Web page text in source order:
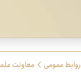
روابط عمومی معاونت